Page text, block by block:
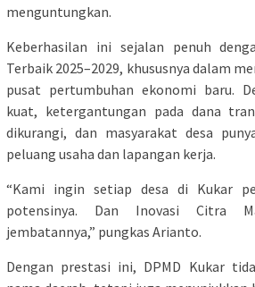
menguntungkan.
Keberhasilan ini sejalan penuh
Terbaik 2025–2029, khususnya dalam
pusat pertumbuhan ekonomi baru.
kuat, ketergantungan pada dana
dikurangi, dan masyarakat desa
peluang usaha dan lapangan kerja.
“Kami ingin setiap desa di Kukar
potensinya. Dan Inovasi Citra
jembatannya,” pungkas Arianto.
Dengan prestasi ini, DPMD Kukar